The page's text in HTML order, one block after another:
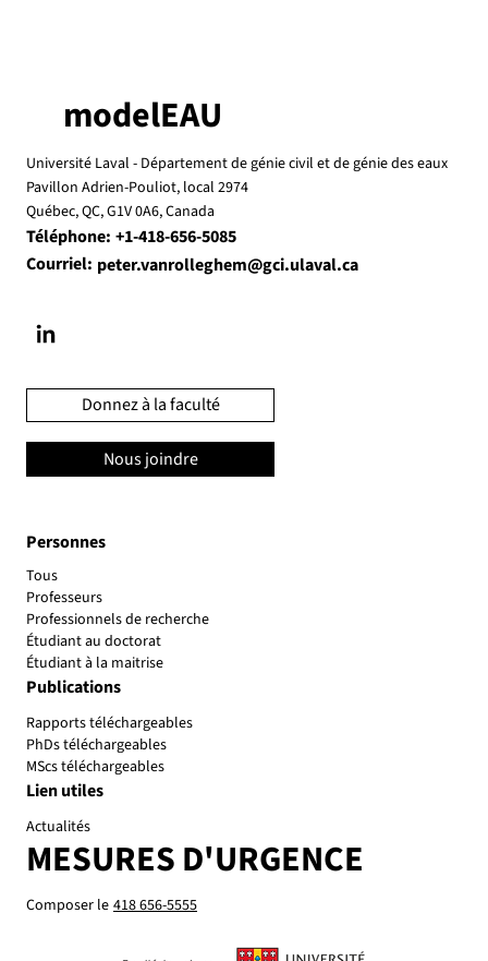
Personnes
Tous
Professeurs
Professionnels de recherche
Étudiant au doctorat
Étudiant à la maitrise
Publications
Rapports téléchargeables
PhDs téléchargeables
MScs téléchargeables
Lien utiles
Actualités
MESURES D'URGENCE
Composer le 418 656-5555
modelEAU
Téléphone: +1-418-656-5085
Courriel: peter.vanrolleghem@gci.ulaval.ca
Université Laval - Département de génie civil et de génie des eaux
Pavillon Adrien-Pouliot, local 2974
Québec, QC, G1V 0A6, Canada
Donnez à la faculté
Nous joindre